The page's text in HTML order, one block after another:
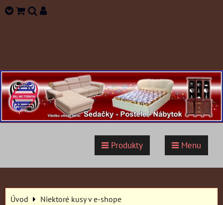
Produkty Menu
Úvod
Niektoré kusy v e-shope